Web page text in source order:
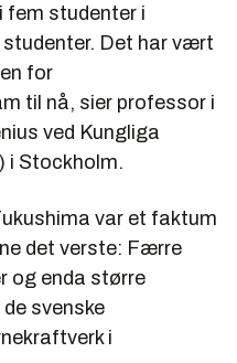
fem studenter i
Det har vært
for
til nå, sier professor i
ved Kungliga
i Stockholm.
var et faktum
det verste: Færre
og enda større
svenske
i